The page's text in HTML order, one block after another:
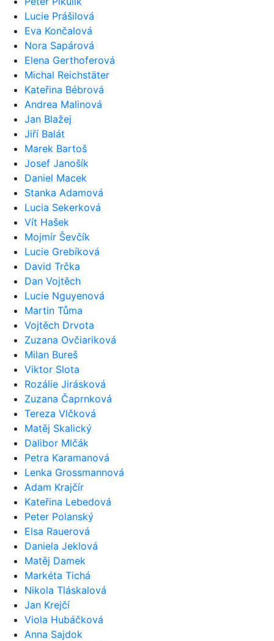
Lucie Prášilová
Eva Končalová
Nora Sapárová
Elena Gerthoferová
Michal Reichstäter
Kateřina Bébrová
Andrea Malinová
Jan Blažej
Jiří Balát
Marek Bartoš
Josef Janošík
Daniel Macek
Stanka Adamová
Lucia Sekerková
Vít Hašek
Mojmír Ševčík
Lucie Grebíková
David Trčka
Dan Vojtěch
Lucie Nguyenová
Martin Tůma
Vojtěch Drvota
Zuzana Ovčiariková
Milan Bureš
Viktor Slota
Rozálie Jirásková
Zuzana Čaprnková
Tereza Vlčková
Matěj Skalický
Dalibor Mlčák
Petra Karamanová
Lenka Grossmannová
Adam Krajčír
Kateřina Lebedová
Peter Polanský
Elsa Rauerová
Daniela Jeklová
Matěj Damek
Markéta Tichá
Nikola Tláskalová
Jan Krejčí
Viola Hubáčková
Anna Sajdok